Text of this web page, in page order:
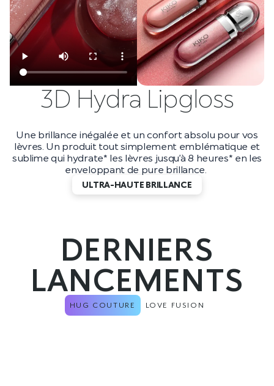
3D Hydra Lipgloss
Une brillance inégalée et un confort absolu pour vos
lèvres. Un produit tout simplement emblématique et
sublime qui hydrate* les lèvres jusqu’à 8 heures* en les
enveloppant de pure brillance.
ULTRA-HAUTE BRILLANCE
DERNIERS
LANCEMENTS
HUG COUTURE LOVE FUSION